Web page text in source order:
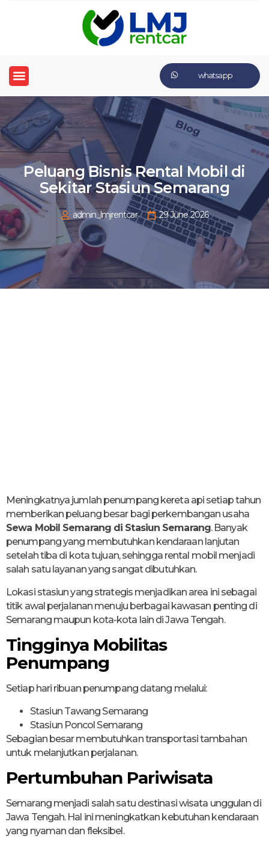
whatsapp
Peluang Bisnis Rental Mobil di
Sekitar Stasiun Semarang
admin_lmjrentcar 29 June 2026
Meningkatnya jumlah penumpang kereta api setiap tahun
memberikan peluang besar bagi perkembangan usaha
Sewa Mobil Semarang di Stasiun Semarang. Banyak
penumpang yang membutuhkan kendaraan lanjutan
setelah tiba di kota tujuan, sehingga rental mobil menjadi
salah satu layanan yang sangat dibutuhkan.
Lokasi stasiun yang strategis menjadikan area ini sebagai
titik awal perjalanan menuju berbagai kawasan penting di
Semarang maupun kota-kota lain di Jawa Tengah.
Tingginya Mobilitas
Penumpang
Setiap hari ribuan penumpang datang melalui:
Stasiun Tawang Semarang
Stasiun Poncol Semarang
Sebagian besar membutuhkan transportasi tambahan
untuk melanjutkan perjalanan.
Pertumbuhan Pariwisata
Semarang menjadi salah satu destinasi wisata unggulan di
Jawa Tengah. Hal ini meningkatkan kebutuhan kendaraan
yang nyaman dan fleksibel.